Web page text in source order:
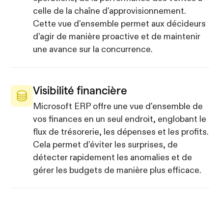
celle de la chaîne d'approvisionnement.
Cette vue d'ensemble permet aux décideurs
d’agir de manière proactive et de maintenir
une avance sur la concurrence.
Visibilité financière
Microsoft ERP offre une vue d'ensemble de
vos finances en un seul endroit, englobant le
flux de trésorerie, les dépenses et les profits.
Cela permet d’éviter les surprises, de
détecter rapidement les anomalies et de
gérer les budgets de manière plus efficace.